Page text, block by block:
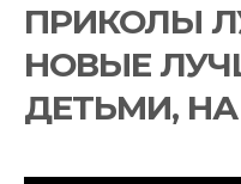
ПРИКОЛЫ
НОВЫЕ
ДЕТЬМИ,